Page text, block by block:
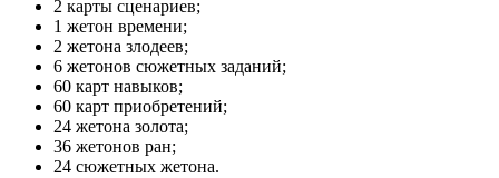
2 карты сценариев;
1 жетон времени;
2 жетона злодеев;
6 жетонов сюжетных заданий;
60 карт навыков;
60 карт приобретений;
24 жетона золота;
36 жетонов ран;
24 сюжетных жетона.